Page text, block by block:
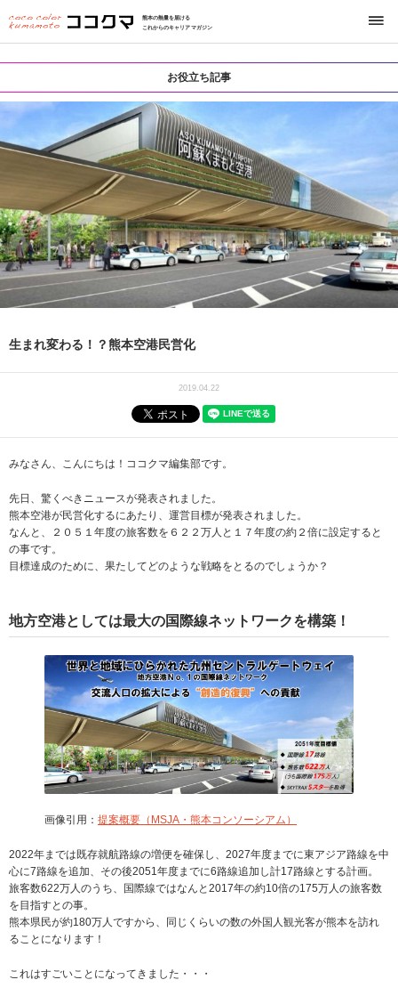
熊本の熱量を届ける
これからのキャリアマガジン
お役立ち記事
生まれ変わる！？熊本空港民営化
2019.04.22
みなさん、こんにちは！ココクマ編集部です。
先日、驚くべきニュースが発表されました。
熊本空港が民営化するにあたり、運営目標が発表されました。
なんと、２０５１年度の旅客数を６２２万人と１７年度の約２倍に設定すると
の事です。
目標達成のために、果たしてどのような戦略をとるのでしょうか？
地方空港としては最大の国際線ネットワークを構築！
画像引用： 提案概要（MSJA・熊本コンソーシアム）
2022年までは既存就航路線の増便を確保し、2027年度までに東アジア路線を中
心に7路線を追加、その後2051年度までに6路線追加し計17路線とする計画。
旅客数622万人のうち、国際線ではなんと2017年の約10倍の175万人の旅客数
を目指すとの事。
熊本県民が約180万人ですから、同じくらいの数の外国人観光客が熊本を訪れ
ることになります！
これはすごいことになってきました・・・